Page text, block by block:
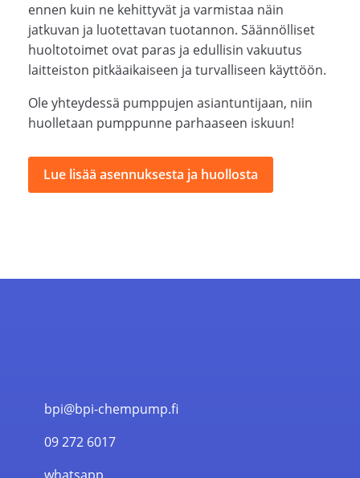
ennen kuin ne kehittyvät ja varmistaa näin
jatkuvan ja luotettavan tuotannon. Säännölliset
huoltotoimet ovat paras ja edullisin vakuutus
laitteiston pitkäaikaiseen ja turvalliseen käyttöön.
Ole yhteydessä pumppujen asiantuntijaan, niin
huolletaan pumppunne parhaaseen iskuun!
Lue lisää asennuksesta ja huollosta
bpi@bpi-chempump.fi
09 272 6017